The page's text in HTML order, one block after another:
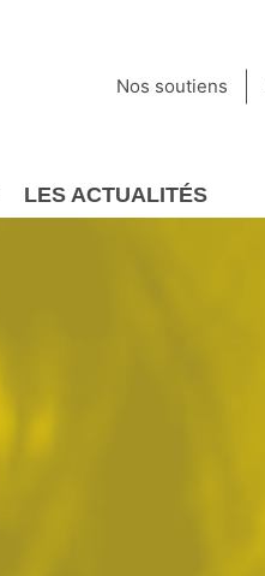
Nos soutiens
LES ACTUALITÉS